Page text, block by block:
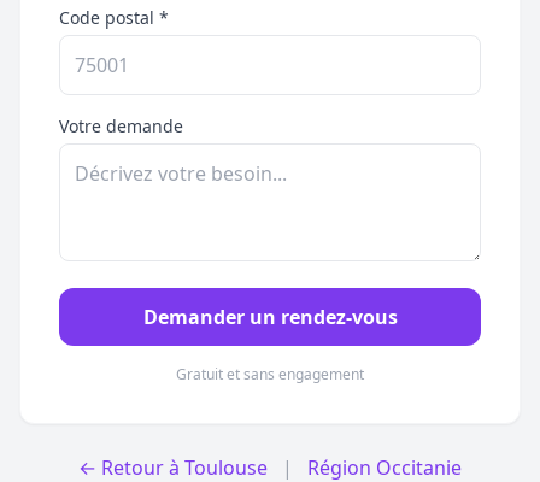
Code postal *
Votre demande
Demander un rendez-vous
Gratuit et sans engagement
← Retour à Toulouse | Région Occitanie